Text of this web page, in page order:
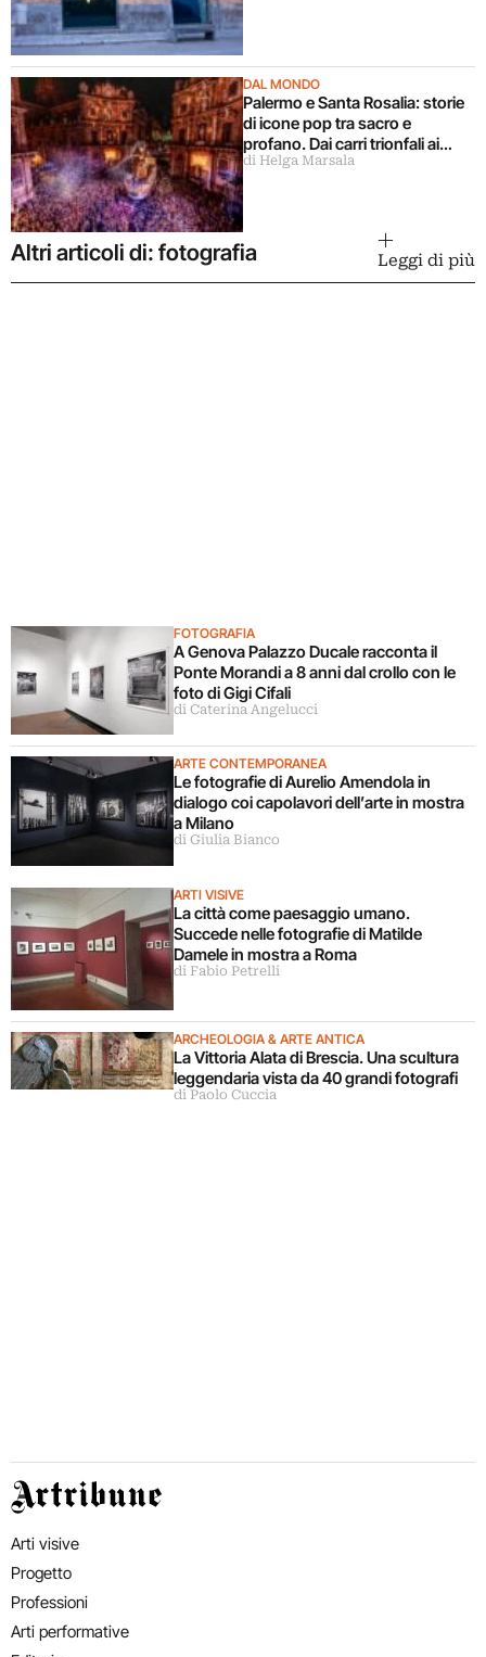
DAL MONDO
Palermo e Santa Rosalia: storie
di icone pop tra sacro e
profano. Dai carri trionfali ai
murales
di Helga Marsala
Altri articoli di: fotografia Leggi di più
FOTOGRAFIA
A Genova Palazzo Ducale racconta il
Ponte Morandi a 8 anni dal crollo con le
foto di Gigi Cifali
di Caterina Angelucci
ARTE CONTEMPORANEA
Le fotografie di Aurelio Amendola in
dialogo coi capolavori dell’arte in mostra
a Milano
di Giulia Bianco
ARTI VISIVE
La città come paesaggio umano.
Succede nelle fotografie di Matilde
Damele in mostra a Roma
di Fabio Petrelli
ARCHEOLOGIA & ARTE ANTICA
La Vittoria Alata di Brescia. Una scultura
leggendaria vista da 40 grandi fotografi
di Paolo Cuccia
Artribune
Arti visive
Progetto
Professioni
Arti performative